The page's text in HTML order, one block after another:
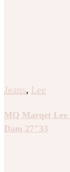
Jeans, Lee
MQ Marqet Lee
Dam 27″33